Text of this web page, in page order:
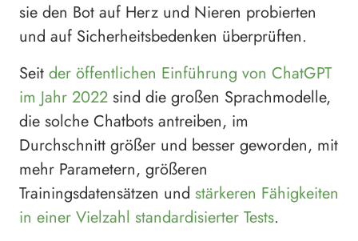
sie den Bot auf Herz und Nieren probierten
und auf Sicherheitsbedenken überprüften.
Seit der öffentlichen Einführung von ChatGPT
im Jahr 2022 sind die großen Sprachmodelle,
die solche Chatbots antreiben, im
Durchschnitt größer und besser geworden, mit
mehr Parametern, größeren
Trainingsdatensätzen und stärkeren Fähigkeiten
in einer Vielzahl standardisierter Tests.